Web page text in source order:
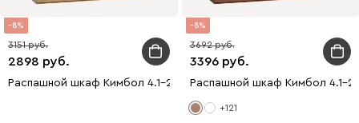
8
2898
3151
Распашной шкаф Кимбол 4.1-240x300 Дуб Барбера
8
3396
3692
Распашной шкаф Кимбол 4.1-
+121